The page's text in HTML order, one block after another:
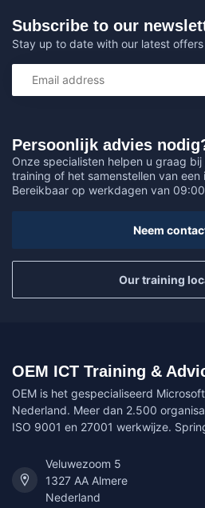
Persoonlijk advies
Onze specialisten helpen u graag
training of het samenstellen van
Bereikbaar op werkdagen van
Neem
Our training
Subscribe to our
Stay up to date with our latest offers
OEM ICT Training &
OEM is het gespecialiseerd
Nederland. Meer dan 2.500
ISO 9001 en 27001 werkwijze.
Veluwezoom 5
1327 AA Almere
Nederland